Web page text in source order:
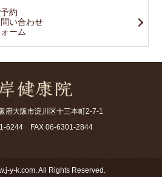
約
い合わせ
ーム
府大阪市淀川区十三本町2-7-1
6244 FAX 06-6301-2844
y-k.com. All Rights Reserved.